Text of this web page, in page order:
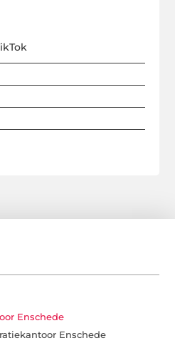
Enschede
Enschede